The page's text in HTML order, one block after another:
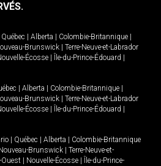
Québec Alberta Colombie-Britannique
Brunswick
Terre-Neuve-et-Labrador
Écosse Île-du-Prince-Édouard
Alberta Colombie-Britannique
Brunswick
Terre-Neuve-et-Labrador
Écosse Île-du-Prince-Édouard
Québec Alberta
Colombie-Britannique
Brunswick
Terre-Neuve-et-
Ouest Nouvelle-Écosse
Île-du-Prince-